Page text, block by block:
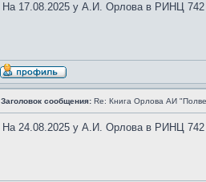
На 17.08.2025 у А.И. Орлова в РИНЦ 742
Заголовок сообщения: Re: Книга Орлова АИ
На 24.08.2025 у А.И. Орлова в РИНЦ 742